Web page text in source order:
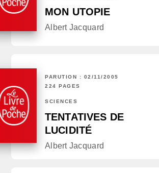
MON UTOPIE
Albert Jacquard
PARUTION : 02/11/2005
224 PAGES
SCIENCES
TENTATIVES DE
LUCIDITÉ
Albert Jacquard